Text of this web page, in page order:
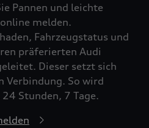
Pannen und leichte
melden.
Fahrzeugstatus und
präferierten Audi
Dieser setzt sich
Verbindung. So wird
Stunden, 7 Tage.